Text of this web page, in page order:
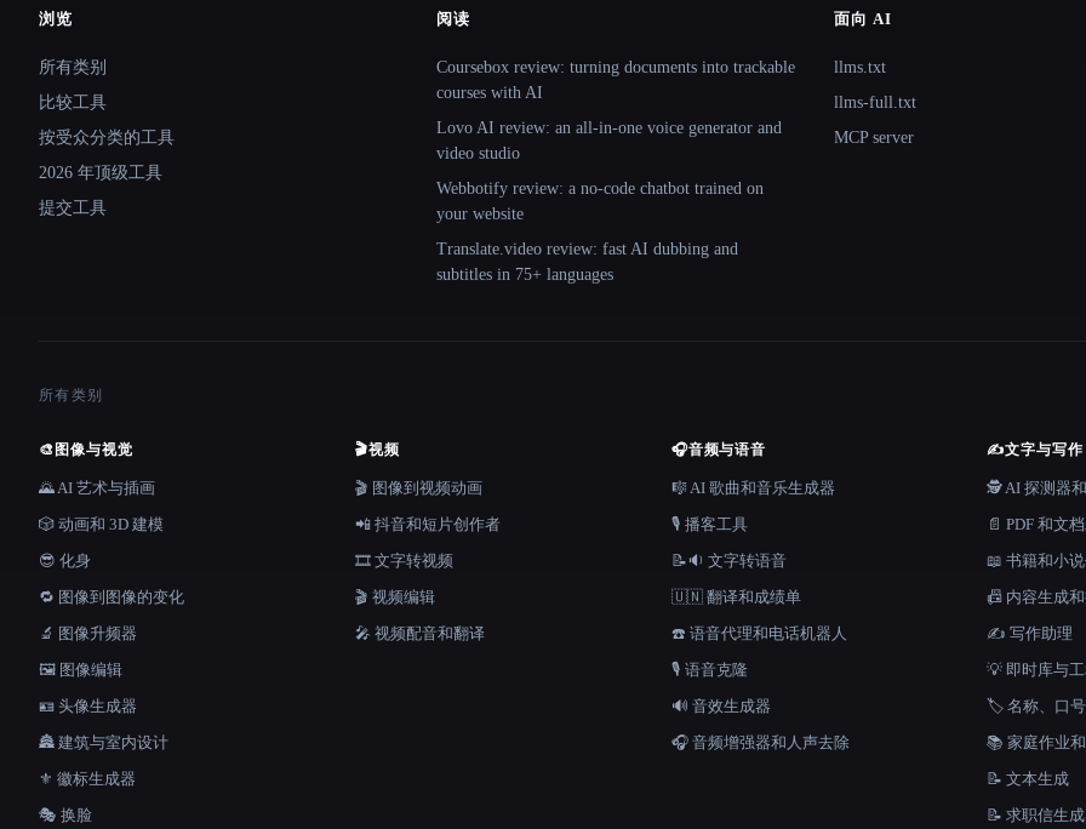
Site navigation
浏览
所有类别
比较工具
按受众分类的工具
2026 年顶级工具
提交工具
阅读
Coursebox review: turning documents into trackable
courses with AI
Lovo AI review: an all-in-one voice generator and
video studio
Webbotify review: a no-code chatbot trained on
your website
Translate.video review: fast AI dubbing and
subtitles in 75+ languages
面向 AI
llms.txt
llms-full.txt
MCP server
所有类别
🎨 图像与视觉
🌄 AI 艺术与插画
🎲 动画和 3D 建模
😎 化身
🔁 图像到图像的变化
🔬 图像升频器
🖼️ 图像编辑
🪪 头像生成器
🏯 建筑与室内设计
⚜️ 徽标生成器
🎭 换脸
🎬视频
🎬 图像到视频动画
📲 抖音和短片创作者
🎞️ 文字转视频
🎬 视频编辑
🎤 视频配音和翻译
🎧音频与语音
🎼 AI 歌曲和音乐生成器
🎙️ 播客工具
📝🔉 文字转语音
🇺🇳 翻译和成绩单
☎️ 语音代理和电话机器人
🎙️ 语音克隆
🔊 音效生成器
🎧 音频增强器和人声去除
✍️文字与写作
🕵️ AI 探测器
📄 PDF 和文
📖 书籍和小
📠 内容生成
✍️ 写作助理
💡 即时库与
🏷️ 名称、口
📚 家庭作业
📝 文本生成
📝 求职信生